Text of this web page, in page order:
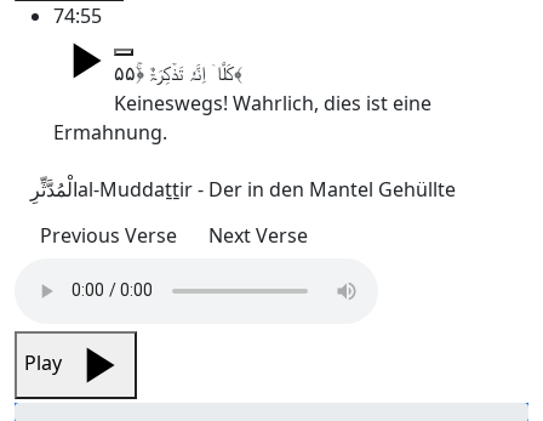
74:55
کَلَّاۤ اِنَّہٗ تَذۡکِرَۃٌ ﴿ۚ۵۵﴾
Keineswegs! Wahrlich, dies ist eine
Ermahnung.
الْمُدَّثِّرِal-Muddaṯṯir - Der in den Mantel Gehüllte
Previous Verse
Next Verse
Play